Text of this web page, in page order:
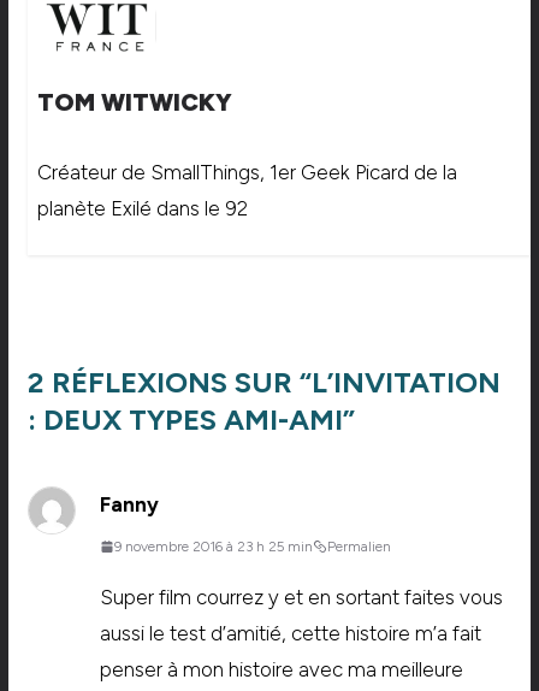
TOM WITWICKY
Créateur de SmallThings, 1er Geek Picard de la
planète Exilé dans le 92
2 RÉFLEXIONS SUR “L’INVITATION
: DEUX TYPES AMI-AMI”
Fanny
9 novembre 2016 à 23 h 25 min Permalien
Super film courrez y et en sortant faites vous
aussi le test d’amitié, cette histoire m’a fait
penser à mon histoire avec ma meilleure